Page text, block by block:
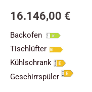
16.146,00 €
Backofen
Tischlüfter
Kühlschrank
Geschirrspüler